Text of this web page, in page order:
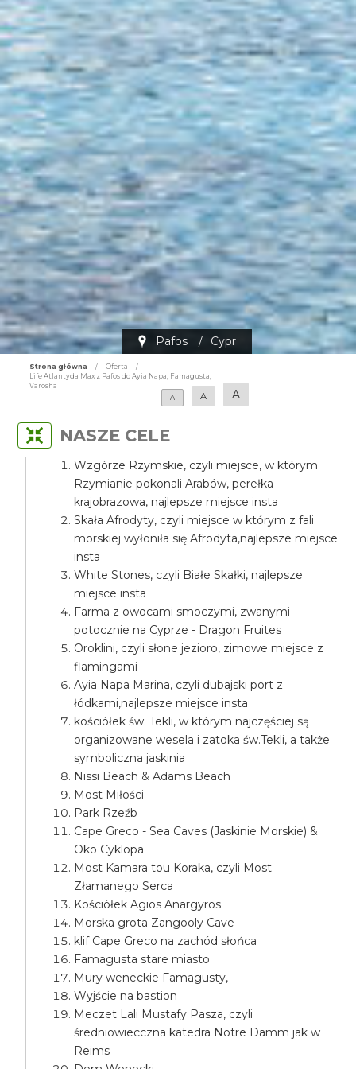
Pafos / Cypr
Strona główna / Oferta
/
Life Atlantyda Max z Pafos do Ayia Napa, Famagusta,
Varosha
A
A A
NASZE CELE
Wzgórze Rzymskie, czyli miejsce, w którym
Rzymianie pokonali Arabów, perełka
krajobrazowa, najlepsze miejsce insta
Skała Afrodyty, czyli miejsce w którym z fali
morskiej wyłoniła się Afrodyta,najlepsze miejsce
insta
White Stones, czyli Białe Skałki, najlepsze
miejsce insta
Farma z owocami smoczymi, zwanymi
potocznie na Cyprze - Dragon Fruites
Oroklini, czyli słone jezioro, zimowe miejsce z
flamingami
Ayia Napa Marina, czyli dubajski port z
łódkami,najlepsze miejsce insta
kościółek św. Tekli, w którym najczęściej są
organizowane wesela i zatoka św.Tekli, a także
symboliczna jaskinia
Nissi Beach & Adams Beach
Most Miłości
Park Rzeźb
Cape Greco - Sea Caves (Jaskinie Morskie) &
Oko Cyklopa
Most Kamara tou Koraka, czyli Most
Złamanego Serca
Kościółek Agios Anargyros
Morska grota Zangooly Cave
klif Cape Greco na zachód słońca
Famagusta stare miasto
Mury weneckie Famagusty,
Wyjście na bastion
Meczet Lali Mustafy Pasza, czyli
średniowiecczna katedra Notre Damm jak w
Reims